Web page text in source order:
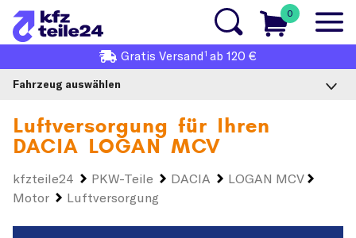
0
Gratis Versand1 ab 120 €
Fahrzeug auswählen
Luftversorgung für Ihren
DACIA LOGAN MCV
kfzteile24 PKW-Teile DACIA
LOGAN MCV
Motor
Luftversorgung